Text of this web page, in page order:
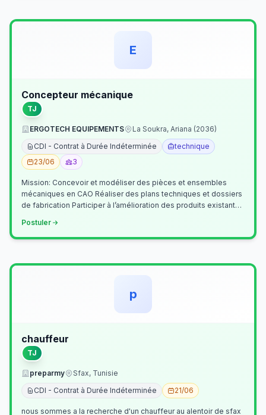
E
Concepteur mécanique
TJ
ERGOTECH EQUIPEMENTS
La Soukra, Ariana (2036)
CDI - Contrat à Durée Indéterminée
technique
23/06
3
Mission: Concevoir et modéliser des pièces et ensembles
mécaniques en CAO Réaliser des plans techniques et dossiers
de fabrication Participer à l’amélioration des produits existants
Postuler
p
chauffeur
TJ
preparmy
Sfax, Tunisie
CDI - Contrat à Durée Indéterminée
21/06
nous sommes a la recherche d'un chauffeur au alentoir de sfax